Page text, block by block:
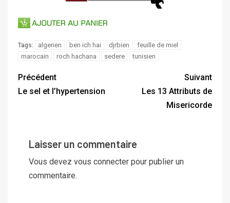
Tags: algerien ben ich hai djrbien
feuille de miel
marocain
roch hachana sedere tunisien
Précédent
Le sel et l’hypertension
Suivant
Les 13 Attributs de
Misericorde
Laisser un commentaire
Vous devez vous connecter pour publier un
commentaire.